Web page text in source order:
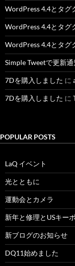
WordPress 4.4とタグ
WordPress 4.4とタグ
WordPress 4.4とタグ
Simple Tweetで更新通
7Dを購入しました に
7Dを購入しました に
POPULAR POSTS
LaQ イベント
光とともに
運動会とカメラ
新年と修理とUSキー
新ブログのお知らせ
DQ11始めました